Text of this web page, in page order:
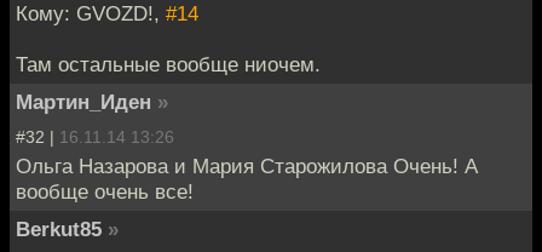
Кому: GVOZD!, #14
Там остальные вообще ниочем.
Мартин_Иден »
#32 | 16.11.14 13:26
Ольга Назарова и Мария Старожилова Очень! А
вообще очень все!
Berkut85 »